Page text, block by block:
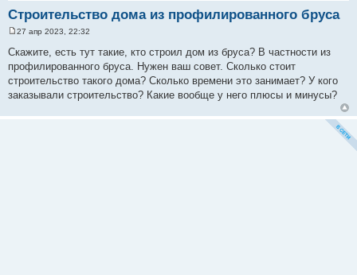
Строительство дома из профилированного бруса
о
б
е
н
е
27 апр 2023, 22:32
Скажите, есть тут такие, кто строил дом из бруса? В частности из
профилированного бруса. Нужен ваш совет. Сколько стоит
строительство такого дома? Сколько времени это занимает? У кого
заказывали строительство? Какие вообще у него плюсы и минусы?